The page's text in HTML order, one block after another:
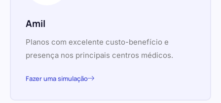
Amil
Planos com excelente custo-benefício e
presença nos principais centros médicos.
Fazer uma simulação